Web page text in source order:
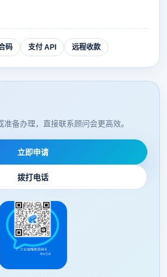
码 支付 API 远程收款
备办理，直接联系顾问会更高效。
立即申请
拨打电话